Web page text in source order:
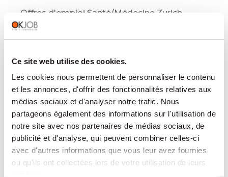
Ce site web utilise des cookies.
Les cookies nous permettent de personnaliser le contenu
et les annonces, d'offrir des fonctionnalités relatives aux
médias sociaux et d'analyser notre trafic. Nous
partageons également des informations sur l'utilisation de
notre site avec nos partenaires de médias sociaux, de
publicité et d'analyse, qui peuvent combiner celles-ci
avec d'autres informations que vous leur avez fournies
ou qu'ils ont collectées lors de votre utilisation de leurs
Offres d'emploi Santé/Médecine Zurich
Offres d'emploi Santé/Médecine Lausanne
Offres d'emploi Santé/Médecine Bâle
Offres d'emploi Santé/Médecine Genève
Médical et Social
Offres d'emploi Santé/Médecine Neuchâtel
Médical et Social
Trouver un emploi en Santé/Médecine à
Genève